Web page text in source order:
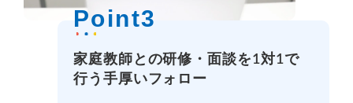
Point3
家庭教師との研修・面談を1対1で
行う手厚いフォロー